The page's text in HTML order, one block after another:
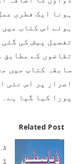
ہونا ایک فطری
ہوئے اس کتاب
تفصیل پیش کی
تقاضوں کے مطابق
سابقہ کتاب میں
اصرار پر اس نئی
پورا کیا گیا ہے۔
Related Post